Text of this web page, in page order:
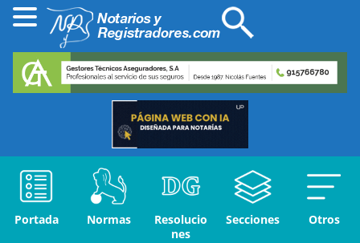
Portada Normas
Resolucio
nes
Secciones Otros